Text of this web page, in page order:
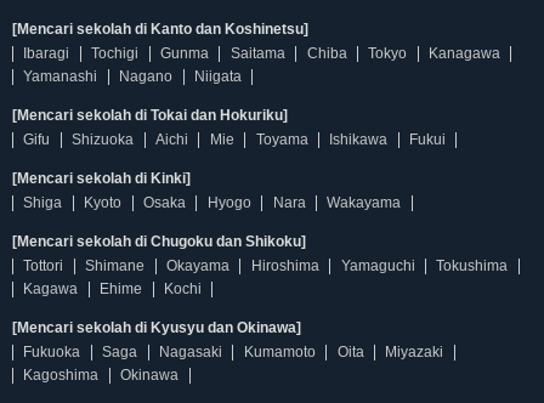
[Mencari sekolah di Kanto dan Koshinetsu]
Ibaragi
Tochigi Gunma Saitama Chiba Tokyo
Kanagawa
Yamanashi
Nagano Niigata
[Mencari sekolah di Tokai dan Hokuriku]
Gifu
Shizuoka Aichi Mie Toyama Ishikawa Fukui
[Mencari sekolah di Kinki]
Shiga
Kyoto Osaka Hyogo Nara Wakayama
[Mencari sekolah di Chugoku dan Shikoku]
Tottori
Shimane Okayama Hiroshima Yamaguchi
Tokushima
Kagawa
Ehime Kochi
[Mencari sekolah di Kyusyu dan Okinawa]
Fukuoka
Saga Nagasaki Kumamoto Oita
Miyazaki
Kagoshima
Okinawa